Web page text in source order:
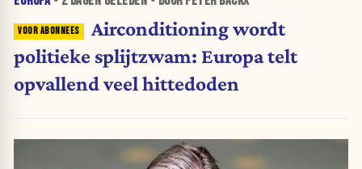
Airconditioning wordt
politieke splijtzwam: Europa telt
opvallend veel hittedoden